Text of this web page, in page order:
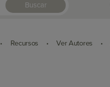
Buscar
• Recursos • Ver Autores •